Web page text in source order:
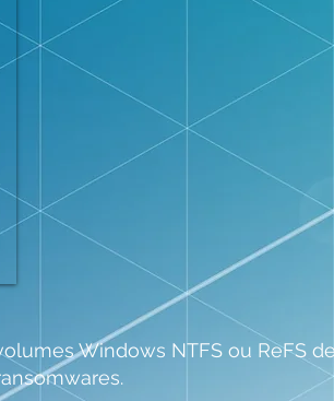
Windows NTFS ou ReFS